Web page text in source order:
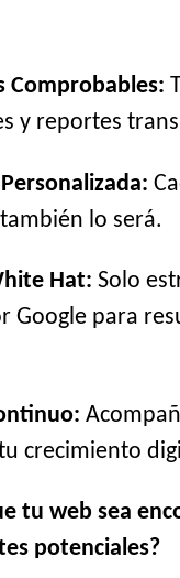
Comprobables:
y reportes
lo será.
Hat: Solo
Google para
crecimiento
tu web sea
potenciales?